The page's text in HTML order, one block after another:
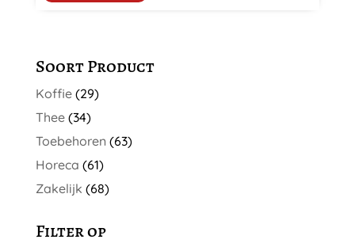
worden
op
de
productpagina
Soort Product
Koffie (29)
Thee (34)
Toebehoren (63)
Horeca (61)
Zakelijk (68)
Filter op